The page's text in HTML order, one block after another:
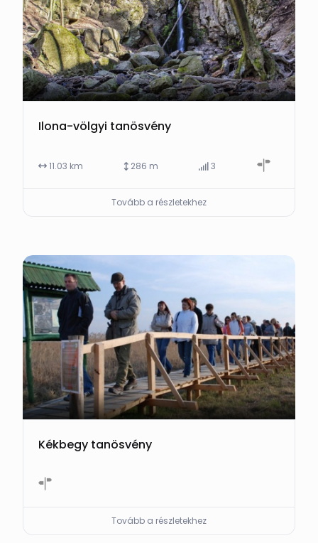
Ilona-völgyi tanösvény
11.03 km 286 m 3
Tovább a részletekhez
Kékbegy tanösvény
Tovább a részletekhez